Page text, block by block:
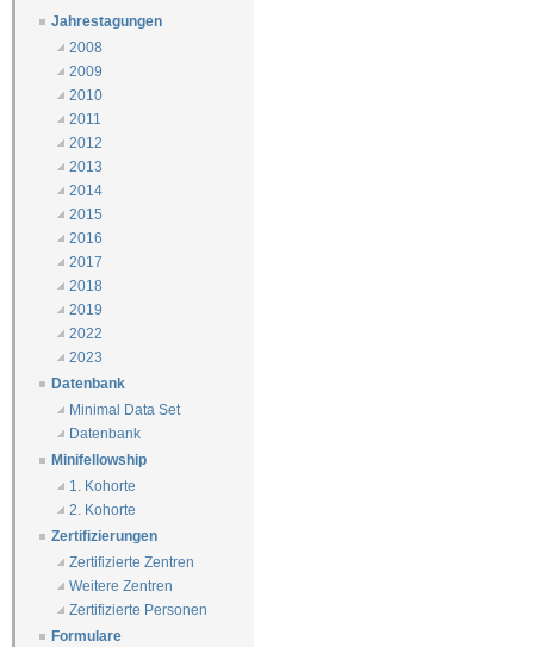
Jahrestagungen
2008
2009
2010
2011
2012
2013
2014
2015
2016
2017
2018
2019
2022
2023
Datenbank
Minimal Data Set
Datenbank
Minifellowship
1. Kohorte
2. Kohorte
Zertifizierungen
Zertifizierte Zentren
Weitere Zentren
Zertifizierte Personen
Formulare